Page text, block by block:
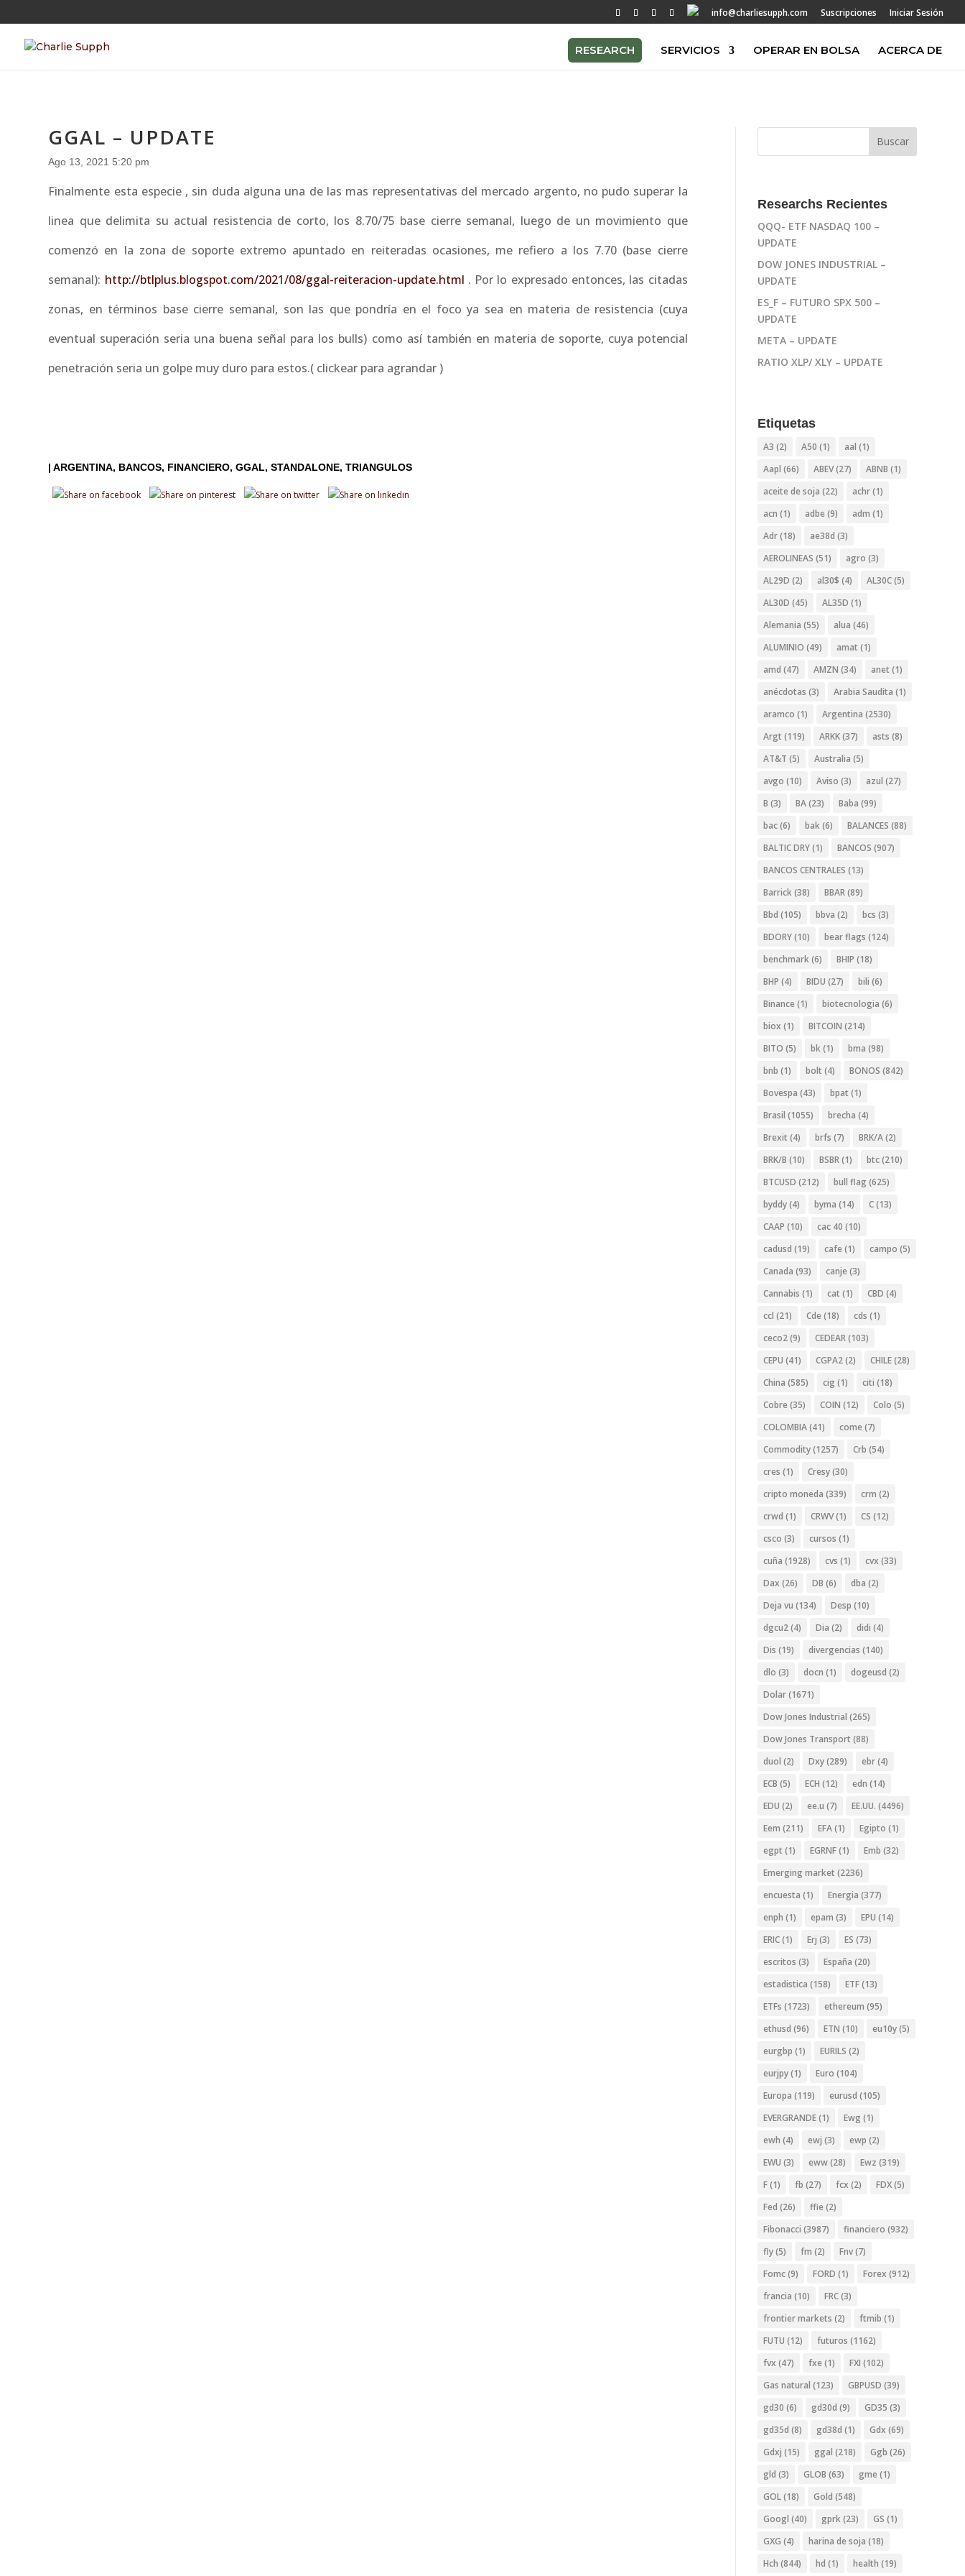
info@charliesupph.com Suscripciones Iniciar Sesión
RESEARCH SERVICIOS OPERAR EN BOLSA ACERCA DE
GGAL – UPDATE
Ago 13, 2021 5:20 pm
Finalmente esta especie , sin duda alguna una de las mas representativas del mercado argento, no pudo superar la
linea que delimita su actual resistencia de corto, los 8.70/75 base cierre semanal, luego de un movimiento que
comenzó en la zona de soporte extremo apuntado en reiteradas ocasiones, me refiero a los 7.70 (base cierre
semanal): http://btlplus.blogspot.com/2021/08/ggal-reiteracion-update.html . Por lo expresado entonces, las citadas
zonas, en términos base cierre semanal, son las que pondría en el foco ya sea en materia de resistencia (cuya
eventual superación seria una buena señal para los bulls) como así también en materia de soporte, cuya potencial
penetración seria un golpe muy duro para estos.( clickear para agrandar )
|ARGENTINA BANCOS FINANCIERO GGAL STANDALONE TRIANGULOS
Researchs Recientes
QQQ- ETF NASDAQ 100 –
UPDATE
DOW JONES INDUSTRIAL –
UPDATE
ES_F – FUTURO SPX 500 –
UPDATE
META – UPDATE
RATIO XLP/ XLY – UPDATE
Etiquetas
A3 (2) A50 (1) aal (1)
Aapl (66) ABEV(27) ABNB (1)
aceite de soja (22) achr(1)
acn (1) adbe (9) adm (1)
Adr(18) ae38d (3)
AEROLINEAS (51) agro (3)
AL29D (2) al30$ (4) AL30C(5)
AL30D (45) AL35D (1)
Alemania (55) alua (46)
ALUMINIO (49) amat (1)
amd (47) AMZN (34) anet (1)
anécdotas (3) Arabia Saudita (1)
aramco (1) Argentina (2530)
Argt (119) ARKK(37) asts (8)
AT&T (5) Australia (5)
avgo (10) Aviso (3) azul (27)
B (3) BA(23) Baba (99)
bac(6) bak(6) BALANCES (88)
BALTIC DRY(1) BANCOS (907)
BANCOS CENTRALES (13)
Barrick(38) BBAR(89)
Bbd (105) bbva (2) bcs (3)
BDORY(10) bear flags (124)
benchmark(6) BHIP (18)
BHP (4) BIDU (27) bili (6)
Binance (1) biotecnologia (6)
biox (1) BITCOIN (214)
BITO (5) bk(1) bma (98)
bnb (1) bolt (4) BONOS (842)
Bovespa (43) bpat (1)
Brasil (1055) brecha (4)
Brexit (4) brfs (7) BRK/A(2)
BRK/B (10) BSBR(1) btc(210)
BTCUSD (212) bull flag (625)
byddy(4) byma (14) C(13)
CAAP (10) cac 40 (10)
cadusd (19) cafe (1) campo (5)
Canada (93) canje (3)
Cannabis (1) cat (1) CBD (4)
ccl (21) Cde (18) cds (1)
ceco2(9) CEDEAR(103)
CEPU (41) CGPA2(2) CHILE(28)
China (585) cig (1) citi (18)
Cobre (35) COIN (12) Colo (5)
COLOMBIA(41) come (7)
Commodity(1257) Crb (54)
cres (1) Cresy(30)
cripto moneda (339) crm (2)
crwd (1) CRWV(1) CS (12)
csco (3) cursos (1)
cuña (1928) cvs (1) cvx (33)
Dax (26) DB (6) dba (2)
Deja vu (134) Desp (10)
dgcu2(4) Dia (2) didi (4)
Dis (19) divergencias (140)
dlo (3) docn (1) dogeusd (2)
Dolar(1671)
Dow Jones Industrial (265)
Dow Jones Transport (88)
duol (2) Dxy(289) ebr(4)
ECB (5) ECH (12) edn (14)
EDU (2) ee.u (7) EE.UU. (4496)
Eem (211) EFA(1) Egipto (1)
egpt (1) EGRNF(1) Emb (32)
Emerging market (2236)
encuesta (1) Energia (377)
enph (1) epam (3) EPU (14)
ERIC(1) Erj (3) ES (73)
escritos (3) España (20)
estadistica (158) ETF(13)
ETFs (1723) ethereum (95)
ethusd (96) ETN (10) eu10y(5)
eurgbp (1) EURILS (2)
eurjpy(1) Euro (104)
Europa (119) eurusd (105)
EVERGRANDE(1) Ewg (1)
ewh (4) ewj (3) ewp (2)
EWU (3) eww(28) Ewz (319)
F(1) fb (27) fcx (2) FDX(5)
Fed (26) ffie (2)
Fibonacci (3987) financiero (932)
fly(5) fm (2) Fnv(7)
Fomc(9) FORD (1) Forex (912)
francia (10) FRC(3)
frontier markets (2) ftmib (1)
FUTU (12) futuros (1162)
fvx (47) fxe (1) FXI (102)
Gas natural (123) GBPUSD (39)
gd30 (6) gd30d (9) GD35 (3)
gd35d (8) gd38d (1) Gdx (69)
Gdxj (15) ggal (218) Ggb (26)
gld (3) GLOB (63) gme (1)
GOL(18) Gold (548)
Googl (40) gprk(23) GS (1)
GXG (4) harina de soja (18)
Hch (844) hd (1) health (19)